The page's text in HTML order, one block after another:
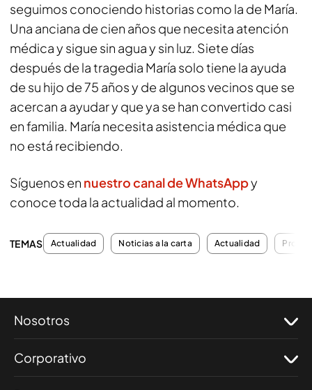
seguimos conociendo historias como la de María.
Una anciana de cien años que necesita atención
médica y sigue sin agua y sin luz. Siete días
después de la tragedia María solo tiene la ayuda
de su hijo de 75 años y de algunos vecinos que se
acercan a ayudar y que ya se han convertido casi
en familia. María necesita asistencia médica que
no está recibiendo.
Síguenos en nuestro canal de WhatsAppy
conoce toda la actualidad al momento.
TEMAS Actualidad Noticias a la carta Actualidad
Nosotros
Corporativo